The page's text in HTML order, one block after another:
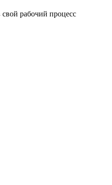
рабочий процесс